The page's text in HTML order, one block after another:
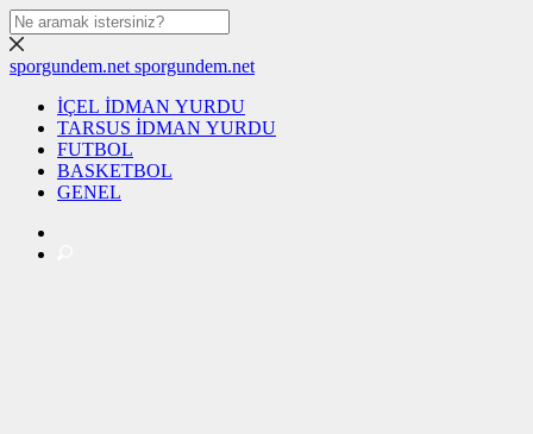
sporgundem.net sporgundem.net
İÇEL İDMAN YURDU
TARSUS İDMAN YURDU
FUTBOL
BASKETBOL
GENEL